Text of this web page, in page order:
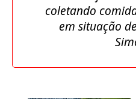
coletando
em situação